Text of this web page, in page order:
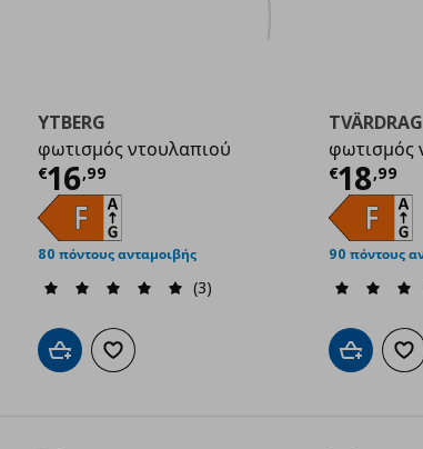
€ 5,99
YTBERG
φωτισμός ντουλαπιού
€16,99
Τρέχουσα τιμή € 16,99
80 πόντους ανταμοιβής
(3)
Προσθήκη στο καλάθι
Προσθήκη στα αγαπημένα
TVÄRDRAG
φωτισμός
€18,99
90 πόντους
Προσθήκη